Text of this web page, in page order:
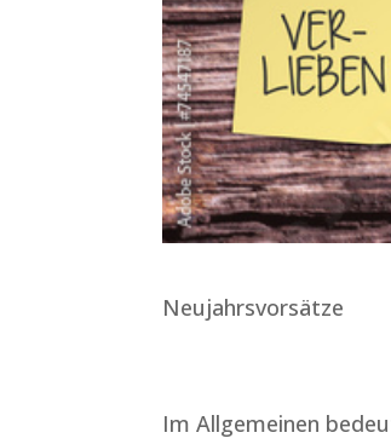
Neujahrsvorsätze
Im Allgemeinen